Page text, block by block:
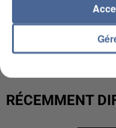
UNE TOURISTE DE
COULÉE DE BOUE
RÉCEMMENT